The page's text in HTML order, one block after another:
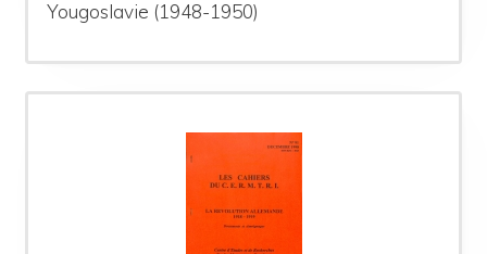
Yougoslavie (1948-1950)